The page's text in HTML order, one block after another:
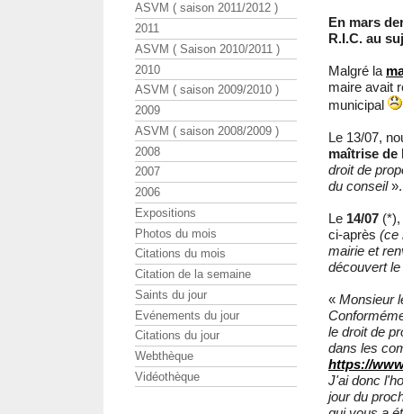
En mars
R.I.C. au
Malgré la
maire avait
municipal
Le 13/07,
maîtrise
droit de
du conseil».
Le 14/07
ci-après (ce
mairie et
découvert
« Monsieur
le droit de
dans les
https://
J'ai donc
jour du
ASVM ( saison 2011/2012 )
2011
ASVM ( Saison 2010/2011 )
2010
ASVM ( saison 2009/2010 )
2009
ASVM ( saison 2008/2009 )
2008
2007
2006
Expositions
Photos du mois
Citations du mois
Citation de la semaine
Saints du jour
Evénements du jour
Citations du jour
Webthèque
Vidéothèque